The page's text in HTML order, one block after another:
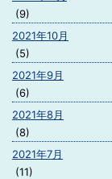
(9)
2021年10月
(5)
2021年9月
(6)
2021年8月
(8)
2021年7月
(11)